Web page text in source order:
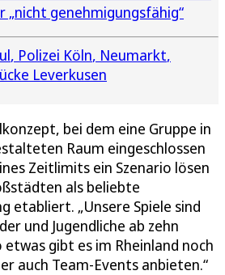
„nicht genehmigungsfähig“
Polizei Köln Neumarkt
Leverkusen
bei dem eine Gruppe in
Raum eingeschlossen
Zeitlimits ein Szenario lösen
als beliebte
etabliert. „Unsere Spiele sind
und Jugendliche ab zehn
etwas gibt es im Rheinland noch
auch Team-Events anbieten.“